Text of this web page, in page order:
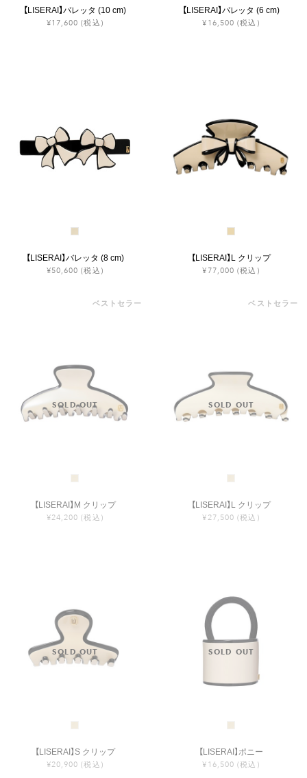
【LISERAI】バレッタ (10 cm)
¥17,600 (税込)
【LISERAI】バレッタ (6 cm)
¥16,500 (税込)
【LISERAI】バレッタ (8 cm)
¥50,600 (税込)
【LISERAI】L クリップ
¥77,000 (税込)
ベストセラー
【LISERAI】M クリップ
¥24,200 (税込)
ベストセラー
【LISERAI】L クリップ
¥27,500 (税込)
【LISERAI】S クリップ
¥20,900 (税込)
【LISERAI】ポニー
¥16,500 (税込)